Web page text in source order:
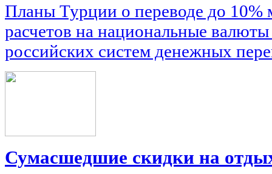
Планы Турции о переводе до 10%
расчетов на национальные
российских систем денежных
Сумасшедшие скидки на